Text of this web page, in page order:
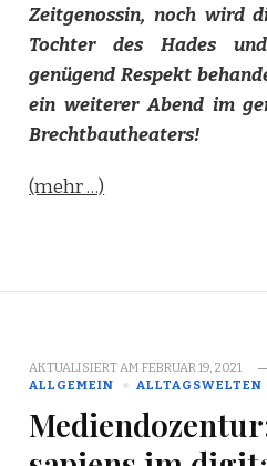
Zeitgenossin, noch wird
Tochter des Hades
genügend Respekt
ein weiterer Abend im
Brechtbautheaters!
(mehr …)
AKTUALISIERT AMFEBRUAR 19, 2021
ALLGEMEIN
ALLTAGSWELTEN